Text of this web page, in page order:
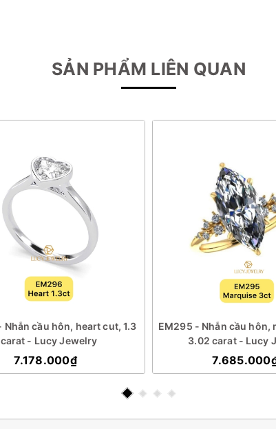
SẢN PHẨM LIÊN QUAN
Nhẫn cầu hôn, heart cut, 1.3
carat - Lucy Jewelry
7.178.000₫
EM295 - Nhẫn cầu hôn,
3.02 carat - Lucy